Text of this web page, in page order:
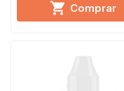
Comprar